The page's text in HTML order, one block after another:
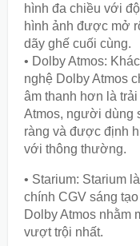
hình đa chiều với
hình ảnh được mở
dãy ghế cuối cùng.
• Dolby Atmos:
nghệ Dolby Atmos
âm thanh hơn là
Atmos, người dùng
ràng và được định
với thông thường.
• Starium: Starium
chính CGV sáng
Dolby Atmos nhằm
vượt trội nhất.